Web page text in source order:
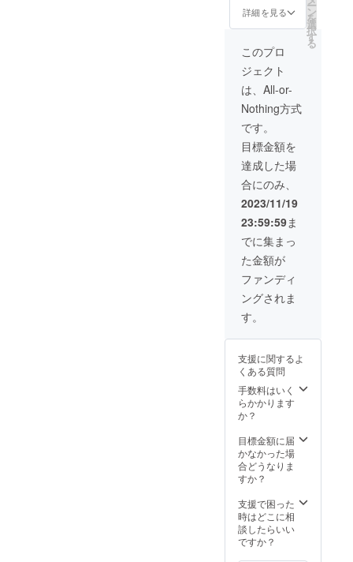
を予定)
質 紙
属品
カルタ
入り)
本語表
示
致しま
す。
の詳
細】
・商
品ジャ
ンル
「カル
象年
齢 全
年齢対
象 ・
推奨年
齢 15
歳以上
(性的描
写など
は無)
・サ
イズ(68
㎜×90㎜
な材
・付
属品
カルタ
本体(箱
語 日
本語表
示
詳細を見る ー
ン
を
選
択
す
る
このプロ
ジェクト
は、All-or-
Nothing方式
です。
目標金額を
達成した場
合にのみ、
2023/11/19
23:59:59ま
でに集まっ
た金額が
ファンディ
ングされま
す。
支援に関するよ
くある質問
手数料はいく
らかかります
か？
目標金額に届
かなかった場
合どうなりま
すか？
支援で困った
時はどこに相
談したらいい
ですか？